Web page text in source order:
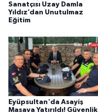
Sanatçısı Uzay Damla
Yıldız’dan Unutulmaz
Eğitim
Eyüpsultan'da Asayiş
Masaya Yatırıldı! Güvenlik